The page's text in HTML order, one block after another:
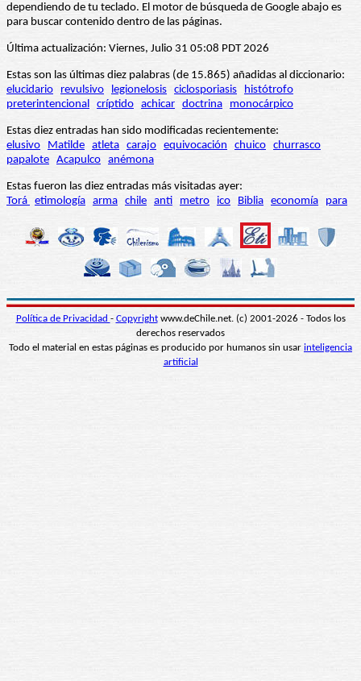
dependiendo de tu teclado. El motor de búsqueda de Google abajo es
para buscar contenido dentro de las páginas.
Última actualización: Viernes, Julio 31 05:08 PDT 2026
Estas son las últimas diez palabras (de 15.865) añadidas al diccionario:
elucidario
revulsivo legionelosis ciclosporiasis
histótrofo
preterintencional
críptido achicar doctrina monocárpico
Estas diez entradas han sido modificadas recientemente:
elusivo
Matilde atleta carajo equivocación chuico churrasco
papalote Acapulco anémona
Estas fueron las diez entradas más visitadas ayer:
Torá etimología arma chile anti metro ico Biblia economía para
Política de Privacidad - Copyrightwww.deChile.net. (c) 2001-2026 - Todos los
derechos reservados
Todo el material en estas páginas es producido por humanos sin usar inteligencia
artificial